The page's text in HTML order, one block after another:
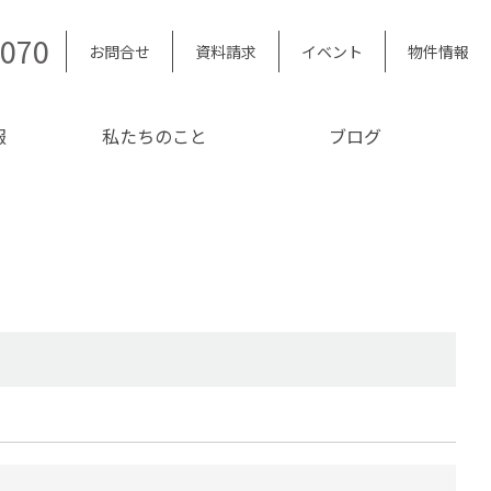
お問合せ 資料請求 イベント 物件情報
私たちのこと ブログ